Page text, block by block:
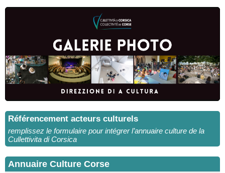
Référencement acteurs culturels
remplissez le formulaire pour intégrer l’annuaire culture de la
Cullettivita di Corsica
Annuaire Culture Corse